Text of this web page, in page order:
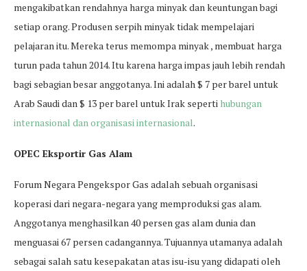
mengakibatkan rendahnya harga minyak dan keuntungan bagi
setiap orang. Produsen serpih minyak tidak mempelajari
pelajaran itu. Mereka terus memompa minyak , membuat harga
turun pada tahun 2014. Itu karena harga impas jauh lebih rendah
bagi sebagian besar anggotanya. Ini adalah $ 7 per barel untuk
Arab Saudi dan $ 13 per barel untuk Irak seperti hubungan
internasional dan organisasi internasional.
OPEC Eksportir Gas Alam
Forum Negara Pengekspor Gas adalah sebuah organisasi
koperasi dari negara-negara yang memproduksi gas alam.
Anggotanya menghasilkan 40 persen gas alam dunia dan
menguasai 67 persen cadangannya. Tujuannya utamanya adalah
sebagai salah satu kesepakatan atas isu-isu yang didapati oleh